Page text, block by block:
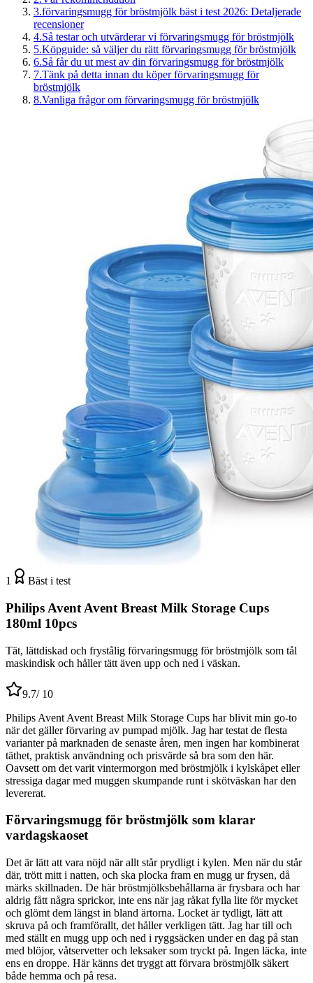
3.förvaringsmugg för bröstmjölk bäst i test 2026: Detaljerade
recensioner
4.Så testar och utvärderar vi förvaringsmugg för bröstmjölk
5.Köpguide: så väljer du rätt förvaringsmugg för bröstmjölk
6.Så får du ut mest av din förvaringsmugg för bröstmjölk
7.Tänk på detta innan du köper förvaringsmugg för
bröstmjölk
8.Vanliga frågor om förvaringsmugg för bröstmjölk
1 Bäst i test
Philips Avent Avent Breast Milk Storage Cups
180ml 10pcs
Tät, lättdiskad och frystålig förvaringsmugg för bröstmjölk som tål
maskindisk och håller tätt även upp och ned i väskan.
9.7/ 10
Philips Avent Avent Breast Milk Storage Cups har blivit min go-to
när det gäller förvaring av pumpad mjölk. Jag har testat de flesta
varianter på marknaden de senaste åren, men ingen har kombinerat
täthet, praktisk användning och prisvärde så bra som den här.
Oavsett om det varit vintermorgon med bröstmjölk i kylskåpet eller
stressiga dagar med muggen skumpande runt i skötväskan har den
levererat.
Förvaringsmugg för bröstmjölk som klarar
vardagskaoset
Det är lätt att vara nöjd när allt står prydligt i kylen. Men när du står
där, trött mitt i natten, och ska plocka fram en mugg ur frysen, då
märks skillnaden. De här bröstmjölksbehållarna är frysbara och har
aldrig fått några sprickor, inte ens när jag råkat fylla lite för mycket
och glömt dem längst in bland ärtorna. Locket är tydligt, lätt att
skruva på och framförallt, det håller verkligen tätt. Jag har till och
med ställt en mugg upp och ned i ryggsäcken under en dag på stan
med blöjor, våtservetter och leksaker som tryckt på. Ingen läcka, inte
ens en droppe. Här känns det tryggt att förvara bröstmjölk säkert
både hemma och på resa.